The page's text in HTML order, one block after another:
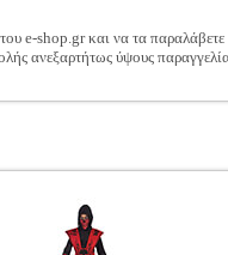
e-shop.gr και να τα
ανεξαρτήτως ύψους